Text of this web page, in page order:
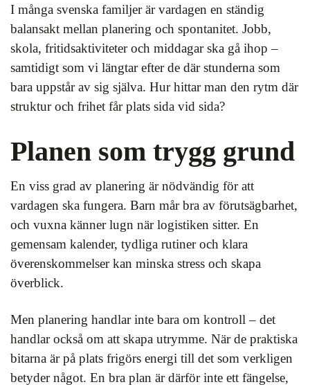
I många svenska familjer är vardagen en ständig
balansakt mellan planering och spontanitet. Jobb,
skola, fritidsaktiviteter och middagar ska gå ihop –
samtidigt som vi längtar efter de där stunderna som
bara uppstår av sig själva. Hur hittar man den rytm där
struktur och frihet får plats sida vid sida?
Planen som trygg grund
En viss grad av planering är nödvändig för att
vardagen ska fungera. Barn mår bra av förutsägbarhet,
och vuxna känner lugn när logistiken sitter. En
gemensam kalender, tydliga rutiner och klara
överenskommelser kan minska stress och skapa
överblick.
Men planering handlar inte bara om kontroll – det
handlar också om att skapa utrymme. När de praktiska
bitarna är på plats frigörs energi till det som verkligen
betyder något. En bra plan är därför inte ett fängelse,